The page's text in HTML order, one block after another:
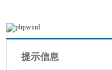
提示信息